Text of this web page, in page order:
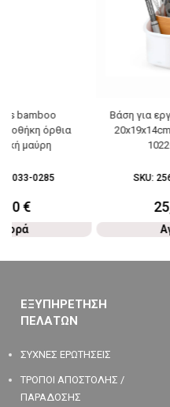
bamboo
όρθια
μαύρη
033-0285
€
Βάση για
SKU:
ΕΞΥΠΗΡΕΤΗΣΗ
ΠΕΛΑΤΩΝ
ΣΥΧΝΕΣ ΕΡΩΤΗΣΕΙΣ
ΤΡΟΠΟΙ ΑΠΟΣΤΟΛΗΣ /
ΠΑΡΑΔΟΣΗΣ